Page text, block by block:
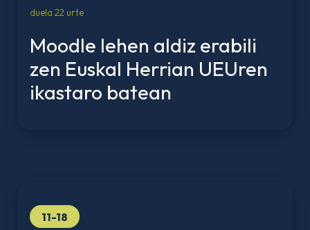
duela 22 urte
Moodle lehen aldiz erabili
zen Euskal Herrian UEUren
ikastaro batean
11-18